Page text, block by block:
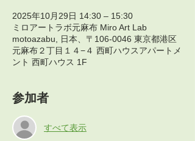
2025年10月29日 14:30 – 15:30
ミロアートラボ元麻布 Miro Art Lab
motoazabu, 日本、〒106-0046 東京都港区
元麻布２丁目１４−４ 西町ハウスアパートメ
ント 西町ハウス 1F
参加者
すべて表示